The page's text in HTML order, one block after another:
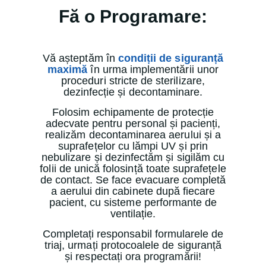
Fă o Programare:
Vă așteptăm în condiții de siguranță
maximă în urma implementării unor
proceduri stricte de sterilizare,
dezinfecție și decontaminare.
Folosim echipamente de protecție
adecvate pentru personal și pacienți,
realizăm decontaminarea aerului și a
suprafețelor cu lămpi UV și prin
nebulizare și dezinfectăm și sigilăm cu
folii de unică folosință toate suprafețele
de contact. Se face evacuare completă
a aerului din cabinete după fiecare
pacient, cu sisteme performante de
ventilație.
Completați responsabil formularele de
triaj, urmați protocoalele de siguranță
și respectați ora programării!